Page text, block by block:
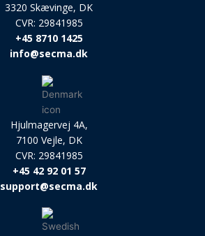
3320 Skævinge, DK
CVR: 29841985
+45 8710 1425
info@secma.dk
Hjulmagervej 4A,
7100 Vejle, DK
CVR: 29841985
+45 42 92 01 57
support@secma.dk